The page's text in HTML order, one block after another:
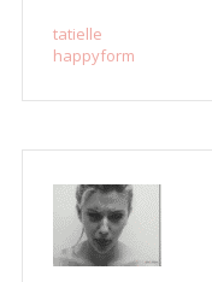
tatielle
happyform